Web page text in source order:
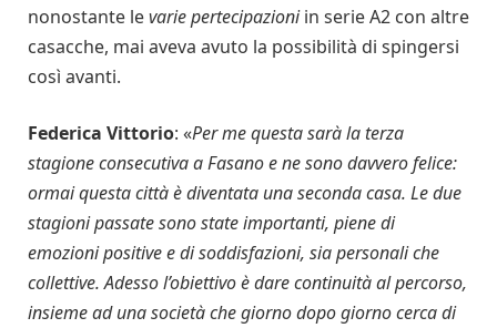
nonostante levarie pertecipazioniin serie A2 con altre
casacche, mai aveva avuto la possibilità di spingersi
così avanti.
Federica Vittorio: «Per me questa sarà la terza
stagione consecutiva a Fasano e ne sono davvero felice:
ormai questa città è diventata una seconda casa. Le due
stagioni passate sono state importanti, piene di
emozioni positive e di soddisfazioni, sia personali che
collettive. Adesso l’obiettivo è dare continuità al percorso,
insieme ad una società che giorno dopo giorno cerca di